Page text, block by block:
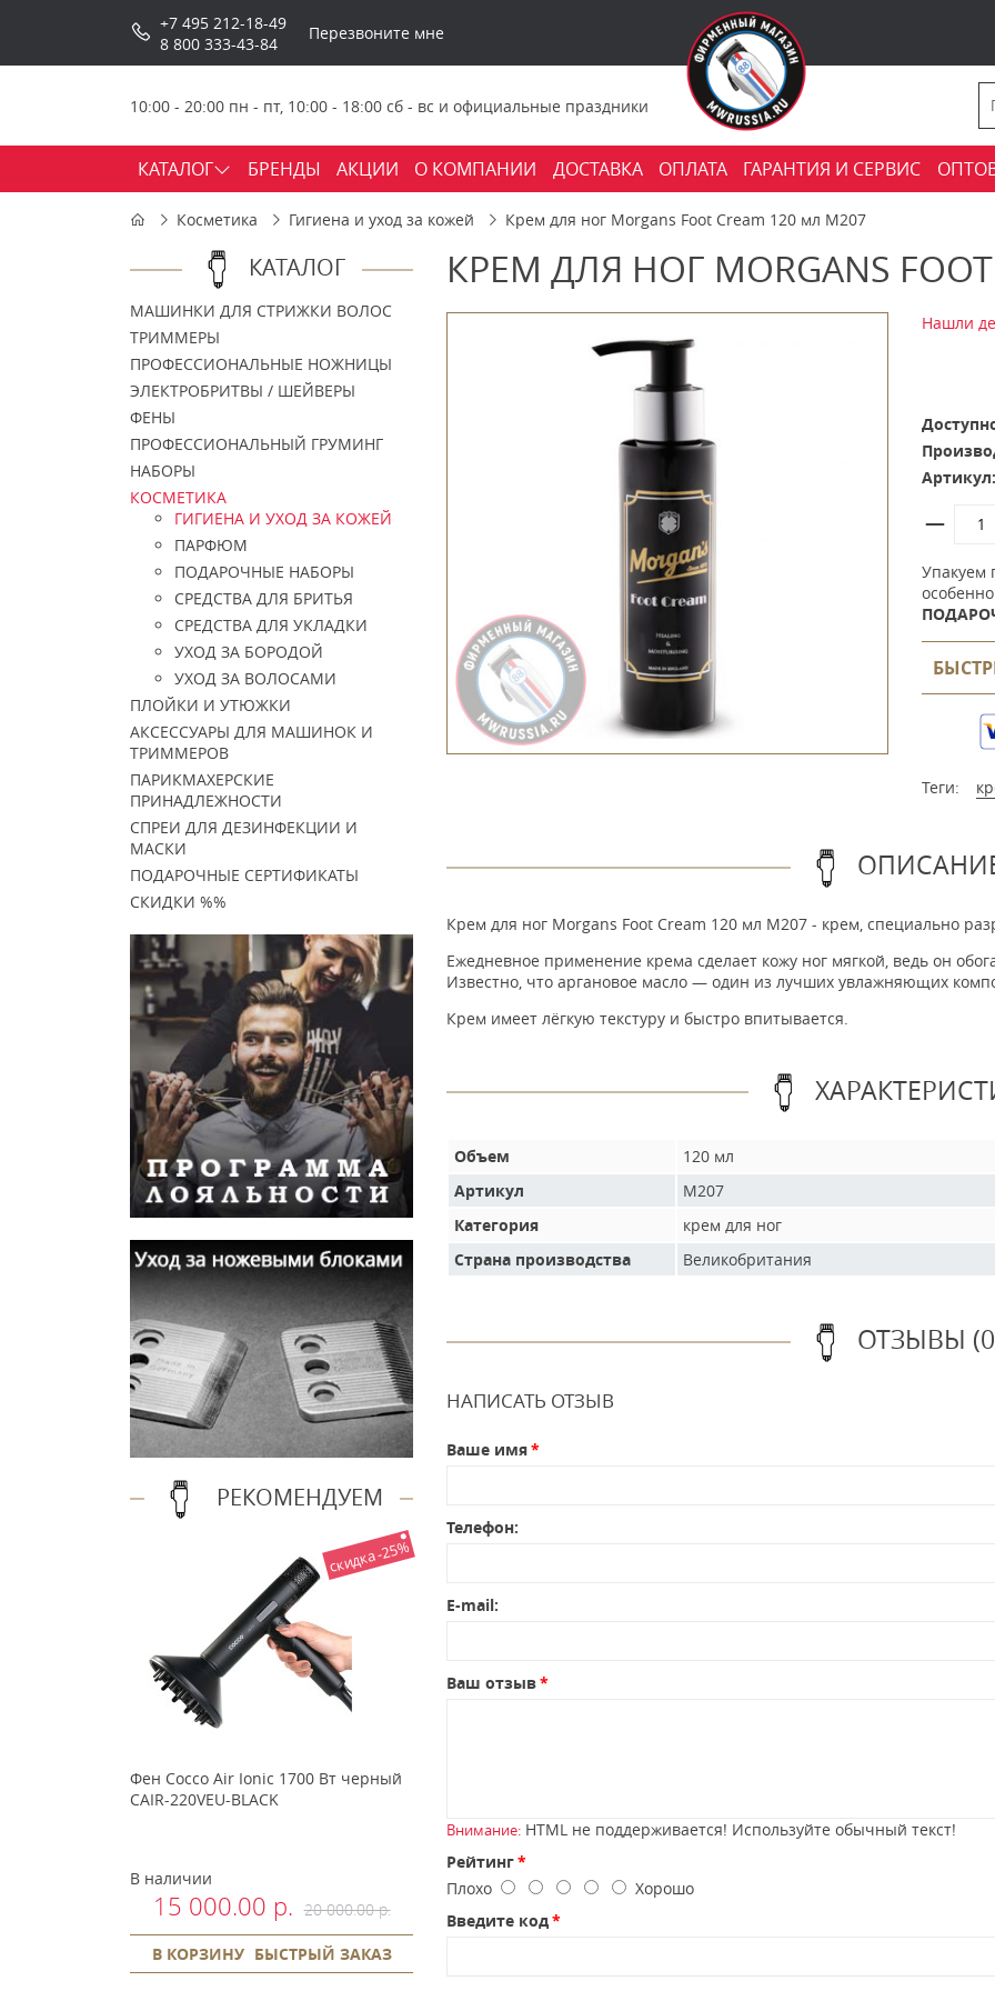
+7 495 212-18-49
8 800 333-43-84
Перезвоните мне
10:00 - 20:00 пн - пт, 10:00 - 18:00 сб - вс и официальные праздники
КАТАЛОГ БРЕНДЫ АКЦИИ О КОМПАНИИ ДОСТАВКА ОПЛАТА ГАРАНТИЯ И СЕРВИС
Косметика Гигиена и уход за кожей Крем для ног Morgans Foot Cream 120 мл M207
КАТАЛОГ
МАШИНКИ ДЛЯ СТРИЖКИ ВОЛОС
ТРИММЕРЫ
ПРОФЕССИОНАЛЬНЫЕ НОЖНИЦЫ
ЭЛЕКТРОБРИТВЫ / ШЕЙВЕРЫ
ФЕНЫ
ПРОФЕССИОНАЛЬНЫЙ ГРУМИНГ
НАБОРЫ
КОСМЕТИКА
ГИГИЕНА И УХОД ЗА КОЖЕЙ
ПАРФЮМ
ПОДАРОЧНЫЕ НАБОРЫ
СРЕДСТВА ДЛЯ БРИТЬЯ
СРЕДСТВА ДЛЯ УКЛАДКИ
УХОД ЗА БОРОДОЙ
УХОД ЗА ВОЛОСАМИ
ПЛОЙКИ И УТЮЖКИ
АКСЕССУАРЫ ДЛЯ МАШИНОК И
ТРИММЕРОВ
ПАРИКМАХЕРСКИЕ
ПРИНАДЛЕЖНОСТИ
СПРЕИ ДЛЯ ДЕЗИНФЕКЦИИ И
МАСКИ
ПОДАРОЧНЫЕ СЕРТИФИКАТЫ
СКИДКИ %%
РЕКОМЕНДУЕМ
скидка -25%
Фен Cocco Air Ionic 1700 Вт черный
CAIR-220VEU-BLACK
В наличии
15 000.00 р. 20 000.00 р.
В КОРЗИНУ БЫСТРЫЙ ЗАКАЗ
КРЕМ ДЛЯ НОГ MORGANS
Нашли
Артикул:
Упакуем
Теги:
Крем для ног Morgans Foot Cream 120 мл M207 - крем, специально
Ежедневное применение крема сделает кожу ног мягкой, ведь он
Известно, что аргановое масло — один из лучших увлажняющих
Крем имеет лёгкую текстуру и быстро впитывается.
Объем
120 мл
Артикул
M207
Категория
крем для ног
Страна производства
Великобритания
ОТЗЫВЫ
НАПИСАТЬ ОТЗЫВ
Ваше имя
Телефон:
E-mail:
Ваш отзыв
Внимание: HTML не поддерживается! Используйте обычный текст!
Рейтинг
Плохо
Хорошо
Введите код